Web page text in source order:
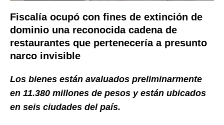
Fiscalía ocupó con fines de extinción de
dominio una reconocida cadena de
restaurantes que pertenecería a presunto
narco invisible
Los bienes están avaluados preliminarmente
en 11.380 millones de pesos y están ubicados
en seis ciudades del país.